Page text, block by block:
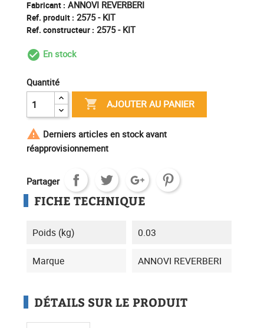
Fabricant : ANNOVI REVERBERI
Ref. produit : 2575 - KIT
Ref. constructeur : 2575 - KIT
check_circle_outline
En stock
Quantité
 AJOUTER AU PANIER
 Derniers articles en stock avant
réapprovisionnement
Partager
FICHE TECHNIQUE
Poids (kg) 0.03
Marque ANNOVI REVERBERI
DÉTAILS SUR LE PRODUIT